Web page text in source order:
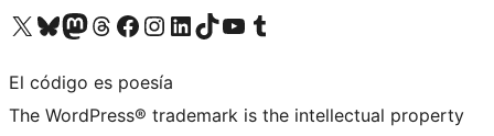
Visita nuestra cuenta de X (anteriormente Twitter)
Visita nuestra cuenta de Bluesky
Visita nuestra cuenta de Mastodon
Visita nuestra cuenta de Threads
Visita nuestra página de Facebook
Visita nuestra cuenta de Instagram
Visita nuestra cuenta de LinkedIn
Visita nuestra cuenta de TikTok
Visita nuestro canal de YouTube
Visita nuestra cuenta de Tumblr
El código es poesía
The WordPress® trademark is the intellectual property